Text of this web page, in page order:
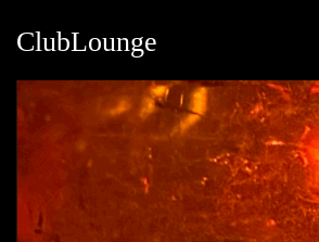
ClubLounge